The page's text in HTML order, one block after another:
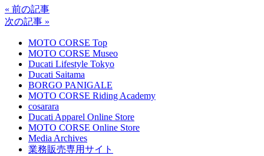
« 前の記事
次の記事 »
MOTO CORSE Top
MOTO CORSE Museo
Ducati Lifestyle Tokyo
Ducati Saitama
BORGO PANIGALE
MOTO CORSE Riding Academy
cosarara
Ducati Apparel Online Store
MOTO CORSE Online Store
Media Archives
業務販売専用サイト